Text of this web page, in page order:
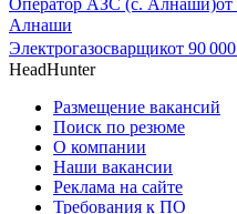
Оператор АЗС (с. Алнаши)от
Алнаши
Электрогазосварщикот 90 000
HeadHunter
Размещение вакансий
Поиск по резюме
О компании
Наши вакансии
Реклама на сайте
Требования к ПО